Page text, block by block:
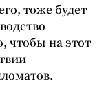
тоже будет
чтобы на этот